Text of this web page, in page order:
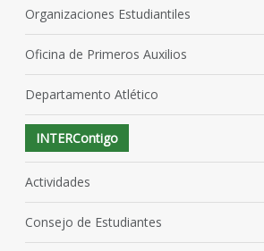
Organizaciones Estudiantiles
Oficina de Primeros Auxilios
Departamento Atlético
INTERContigo
Actividades
Consejo de Estudiantes